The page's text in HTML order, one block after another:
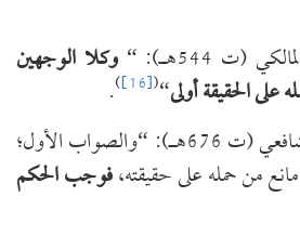
544هـ): “
وكلا الوجهين
على الحقيقة أولى“
(
[16]
)
.
ويقول الإمام النووي الشافعي (ت 676هـ): “والصواب الأول؛
من حمله على حقيقته،فوجب الحكم